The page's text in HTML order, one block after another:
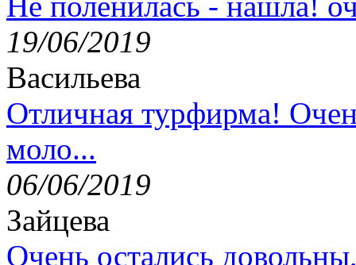
19/06/2019
Васильева
Отличная турфирма!
моло...
06/06/2019
Зайцева
Очень остались